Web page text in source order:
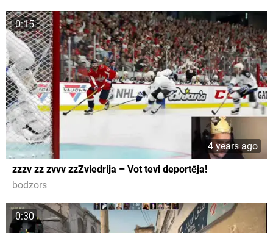
0:15
4 years ago
zzzv zz zvvv zzZviedrija – Vot tevi deportēja!
bodzors
0:30